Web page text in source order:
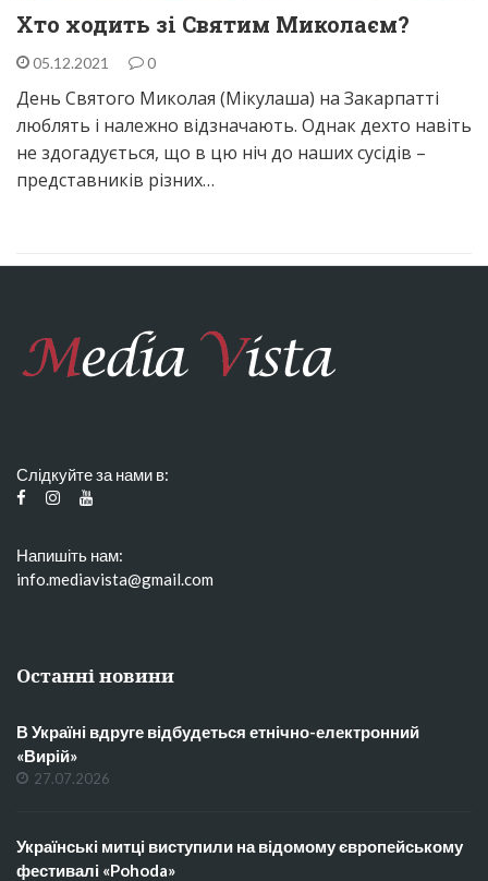
Хто ходить зі Святим Миколаєм?
05.12.2021 0
День Святого Миколая (Мікулаша) на Закарпатті
люблять і належно відзначають. Однак дехто навіть
не здогадується, що в цю ніч до наших сусідів –
представників різних…
Слідкуйте за нами в:
Напишіть нам:
info.mediavista@gmail.com
Останні новини
В Україні вдруге відбудеться етнічно-електронний
«Вирій»
27.07.2026
Українські митці виступили на відомому європейському
фестивалі «Pohoda»